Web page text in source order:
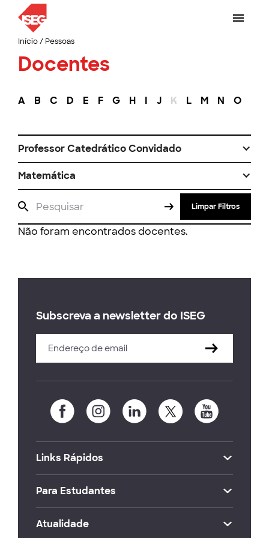
Início/ Pessoas
Docentes
A B C D E F G H I J K L M N O
Professor Catedrático Convidado
Matemática
Limpar Filtros
Não foram encontrados docentes.
Subscreva a newsletter do ISEG
Links Rápidos
Para Estudantes
Atualidade